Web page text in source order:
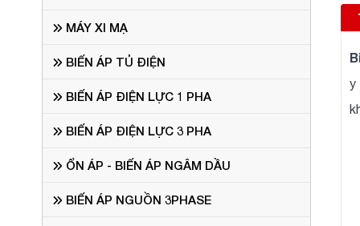
y
MÁY XI MẠ
BIẾN ÁP TỦ ĐIỆN
BIẾN ÁP ĐIỆN LỰC 1 PHA
BIẾN ÁP ĐIỆN LỰC 3 PHA
ỔN ÁP - BIẾN ÁP NGÂM DẦU
BIẾN ÁP NGUỒN 3PHASE